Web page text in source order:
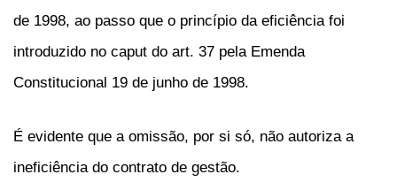
de 1998, ao passo que o princípio da eficiência foi
introduzido no caput do art. 37 pela Emenda
Constitucional 19 de junho de 1998.
É evidente que a omissão, por si só, não autoriza a
ineficiência do contrato de gestão.